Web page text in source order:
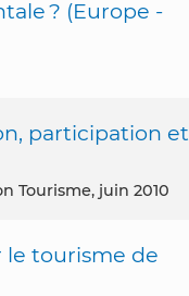
? (Europe -
participation et
Tourisme, juin 2010
tourisme de